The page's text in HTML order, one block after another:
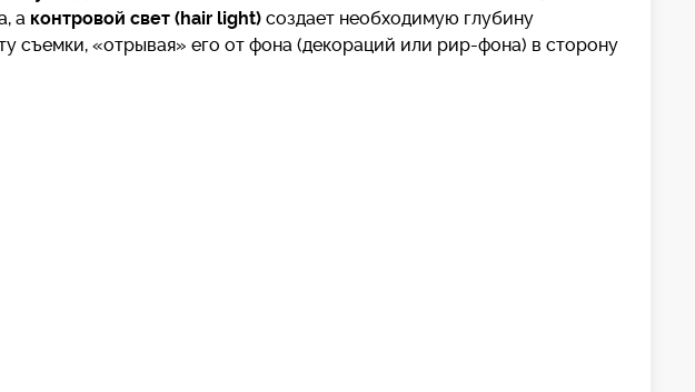
а контровой свет (hair light)создает необходимую глубину
съемки, «отрывая» его от фона (декораций или рир-фона) в сторону